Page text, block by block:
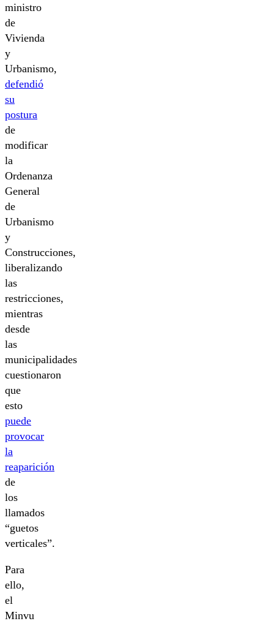
ministro
de
Vivienda
y
Urbanismo,
defendió
su
postura
de
modificar
la
Ordenanza
General
de
Urbanismo
y
Construcciones,
liberalizando
las
restricciones,
mientras
desde
las
municipalidades
cuestionaron
que
esto
puede
provocar
la
reaparición
de
los
llamados
“guetos
verticales”.
Para
ello,
el
Minvu